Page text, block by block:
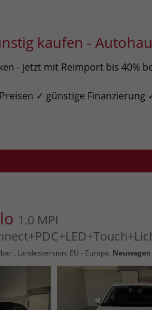
kaufen -
- jetzt mit Reimport bis 40%
✓ günstige
1.0 MPI
, Landesversion: EU - Europa, Neuwagen